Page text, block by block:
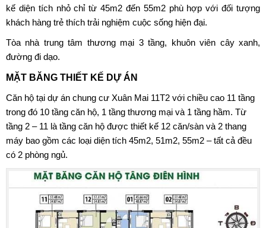
kế diện tích nhỏ chỉ từ 45m2 đến 55m2 phù hợp với đối tượng
khách hàng trẻ thích trải nghiệm cuộc sống hiện đại.
Tòa nhà trung tâm thương mại 3 tầng, khuôn viên cây xanh,
đường đi dạo.
MẶT BĂNG THIẾT KẾ DỰ ÁN
Căn hộ tại dự án chung cư Xuân Mai 11T2 với chiều cao 11 tầng
trong đó 10 tầng căn hộ, 1 tầng thương mại và 1 tầng hầm. Từ
tầng 2 – 11 là tầng căn hộ được thiết kế 12 căn/sàn và 2 thang
máy bao gồm các loại diện tích 45m2, 51m2, 55m2 – tất cả đều
có 2 phòng ngủ.